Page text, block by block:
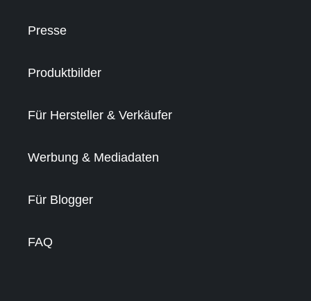
Presse
Produktbilder
Für Hersteller & Verkäufer
Werbung & Mediadaten
Für Blogger
FAQ